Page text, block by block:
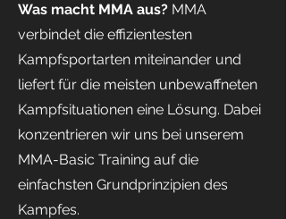
Was macht MMA aus? MMA
verbindet die effizientesten
Kampfsportarten miteinander und
liefert für die meisten unbewaffneten
Kampfsituationen eine Lösung. Dabei
konzentrieren wir uns bei unserem
MMA-Basic Training auf die
einfachsten Grundprinzipien des
Kampfes.